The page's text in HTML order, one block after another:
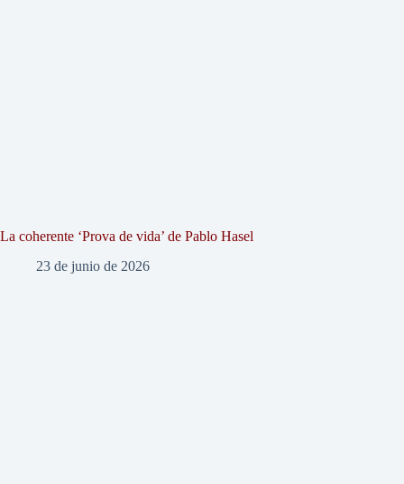
La coherente ‘Prova de vida’ de Pablo Hasel
23 de junio de 2026